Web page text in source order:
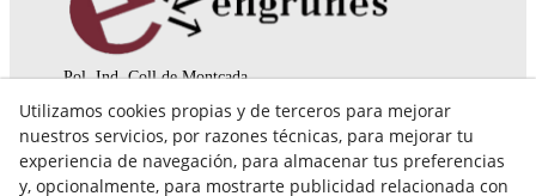
Pol. Ind. Coll de Montcada
08110 Montcada i Reixac (Barcelona)
935 829 999
engrunes@engrunes.org
Utilizamos cookies propias y de terceros para mejorar
nuestros servicios, por razones técnicas, para mejorar tu
experiencia de navegación, para almacenar tus preferencias
y, opcionalmente, para mostrarte publicidad relacionada con